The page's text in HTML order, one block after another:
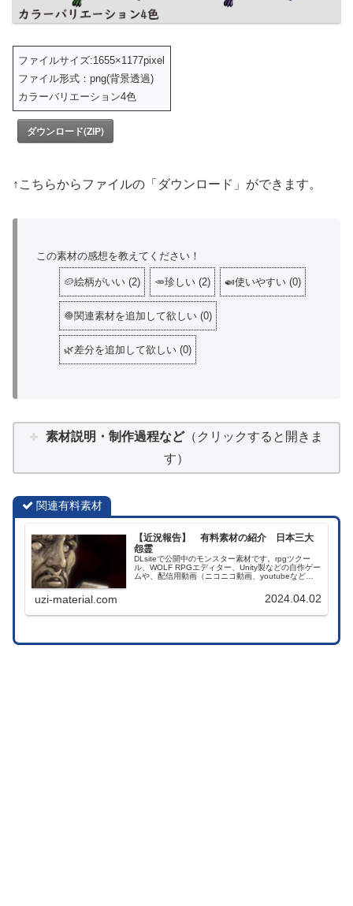
ファイルサイズ:1655×1177pixel
ファイル形式：png(背景透過)
カラーバリエーション4色
ダウンロード(ZIP)
↑こちらからファイルの「ダウンロード」ができます。
この素材の感想を教えてください！
🥔絵柄がいい (2) 🥕珍しい (2) 🍛使いやすい (0)
🧅関連素材を追加して欲しい (0)
🌿差分を追加して欲しい (0)
素材説明・制作過程など（クリックすると開きま
す）
関連有料素材
【近況報告】 有料素材の紹介 日本三大
怨霊
DLsiteで公開中のモンスター素材です。rpgツクー
ル、WOLF RPGエディター、Unity製などの自作ゲー
ムや、配信用動画（ニコニコ動画、youtubeなど）
uzi-material.com 2024.04.02